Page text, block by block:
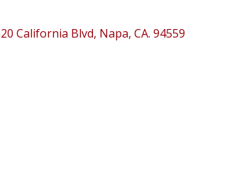
California Blvd, Napa, CA. 94559